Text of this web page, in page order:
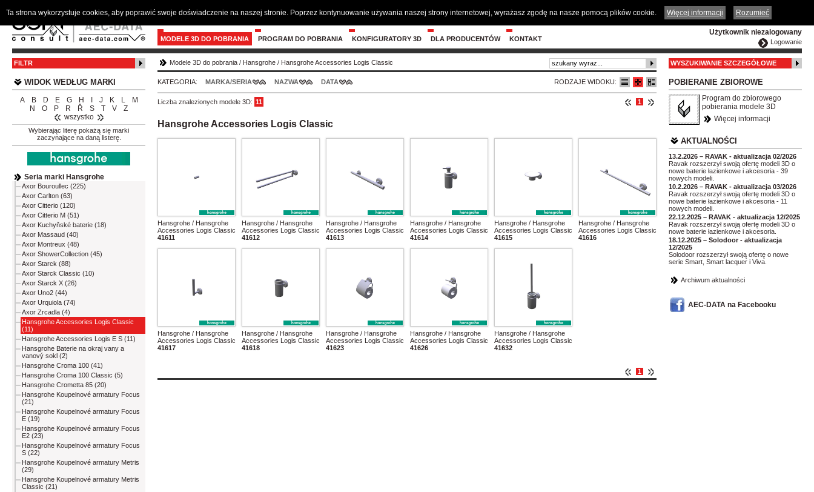
ČESKY ENGLISH DEUTSCH
Użytkownik niezalogowany
Logowanie
MODELE 3D DO POBRANIA PROGRAM DO POBRANIA KONFIGURATORY 3D DLA PRODUCENTÓW KONTAKT
FILTR
WIDOK WEDŁUG MARKI
A B D E G H J K L
M
N
O P R Ř S T V
Z
wszystko
Wybierając literę pokażą się marki
zaczynające na daną listerę.
Seria marki Hansgrohe
Axor Bouroullec (225)
Axor Carlton (63)
Axor Citterio (120)
Axor Citterio M (51)
Axor Kuchyňské baterie (18)
Axor Massaud (40)
Axor Montreux (48)
Axor ShowerCollection (45)
Axor Starck (88)
Axor Starck Classic (10)
Axor Starck X (26)
Axor Uno2 (44)
Axor Urquiola (74)
Axor Zrcadla (4)
Hansgrohe Accessories Logis Classic
(11)
Hansgrohe Accessories Logis E S (11)
Hansgrohe Baterie na okraj vany a
vanový sokl (2)
Hansgrohe Croma 100 (41)
Hansgrohe Croma 100 Classic (5)
Hansgrohe Crometta 85 (20)
Hansgrohe Koupelnové armatury Focus
(21)
Hansgrohe Koupelnové armatury Focus
E (19)
Hansgrohe Koupelnové armatury Focus
E2 (23)
Hansgrohe Koupelnové armatury Focus
S (22)
Hansgrohe Koupelnové armatury Metris
(29)
Hansgrohe Koupelnové armatury Metris
Classic (21)
Modele 3D do pobrania / Hansgrohe / Hansgrohe Accessories Logis Classic
RODZAJE WIDOKU:
KATEGORIA: MARKA/SERIA NAZWA DATA
1
Liczba znalezionych modele 3D: 11
Hansgrohe Accessories Logis Classic
Hansgrohe / Hansgrohe
Accessories Logis Classic
41611
Hansgrohe / Hansgrohe
Accessories Logis Classic
41612
Hansgrohe / Hansgrohe
Accessories Logis Classic
41613
Hansgrohe / Hansgrohe
Accessories Logis Classic
41614
Hansgrohe / Hansgrohe
Accessories Logis Classic
41615
Hansgrohe / Hansgrohe
Accessories Logis Classic
41616
Hansgrohe / Hansgrohe
Accessories Logis Classic
41617
Hansgrohe / Hansgrohe
Accessories Logis Classic
41618
Hansgrohe / Hansgrohe
Accessories Logis Classic
41623
Hansgrohe / Hansgrohe
Accessories Logis Classic
41626
Hansgrohe / Hansgrohe
Accessories Logis Classic
41632
1
WYSZUKIWANIE SZCZEGÓŁOWE
POBIERANIE ZBIOROWE
Program do zbiorowego
pobierania modele 3D
Więcej informacji
AKTUALNOŚCI
13.2.2026 – RAVAK - aktualizacja 02/2026
Ravak rozszerzył swoją ofertę modeli 3D o
nowe baterie łazienkowe i akcesoria - 39
nowych modeli.
10.2.2026 – RAVAK - aktualizacja 03/2026
Ravak rozszerzył swoją ofertę modeli 3D o
nowe baterie łazienkowe i akcesoria - 11
nowych modeli.
22.12.2025 – RAVAK - aktualizacja 12/2025
Ravak rozszerzył swoją ofertę modeli 3D o
nowe baterie łazienkowe i akcesoria.
18.12.2025 – Solodoor - aktualizacja
12/2025
Solodoor rozszerzył swoją ofertę o nowe
serie Smart, Smart lacquer i Viva.
Archiwum aktualności
AEC-DATA na Facebooku
Ta strona wykorzystuje cookies, aby poprawić swoje doświadczenie na naszej stronie. Poprzez kontynuowanie używania naszej strony internetowej, wyrażasz zgodę na nasze pomocą plików cookie. Więcej informacji Rozumieć